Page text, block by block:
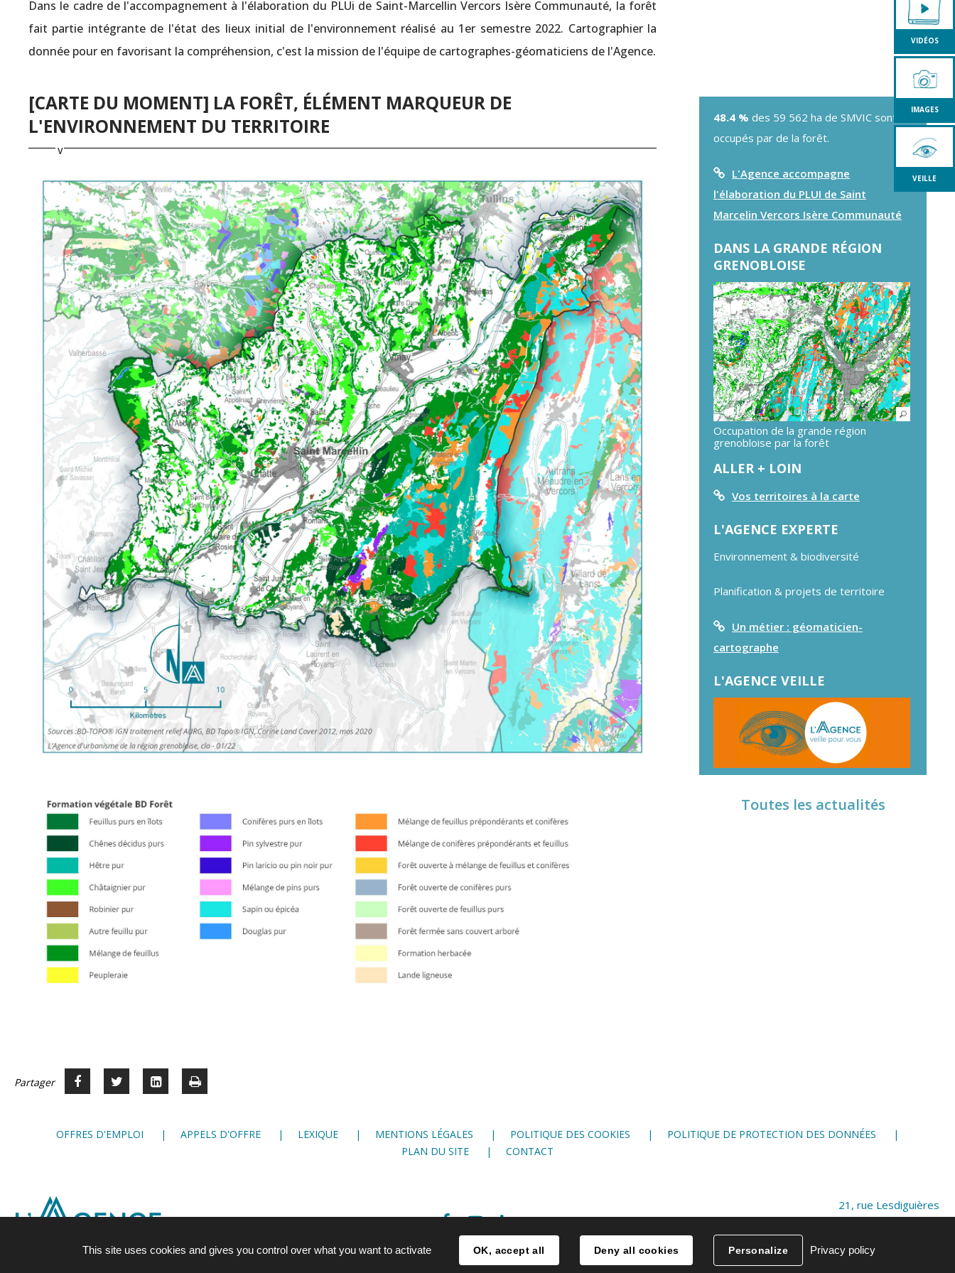
VIDÉOS
IMAGES
VEILLE
Dans le cadre de l'accompagnement à l'élaboration du PLUi de Saint-Marcellin Vercors Isère Communauté, la forêt
fait partie intégrante de l'état des lieux initial de l'environnement réalisé au 1er semestre 2022. Cartographier la
donnée pour en favorisant la compréhension, c'est la mission de l'équipe de cartographes-géomaticiens de l'Agence.
[CARTE DU MOMENT] LA FORÊT, ÉLÉMENT MARQUEUR DE
L'ENVIRONNEMENT DU TERRITOIRE
48.4 % des 59 562 ha de SMVIC sont
occupés par de la forêt.
L'Agence accompagne
l'élaboration du PLUI de Saint
Marcelin Vercors Isère Communauté
DANS LA GRANDE RÉGION
GRENOBLOISE
Occupation de la grande région
grenobloise par la forêt
ALLER + LOIN
Vos territoires à la carte
L'AGENCE EXPERTE
Environnement & biodiversité
Planification & projets de territoire
Un métier : géomaticien-
cartographe
L'AGENCE VEILLE
Toutes les actualités
Partager Partager
Facebook
Partager
Twitter
Voir
LinkedIn
Imprimer
OFFRES D'EMPLOI APPELS D'OFFRE LEXIQUE MENTIONS LÉGALES POLITIQUE DES COOKIES
POLITIQUE DE PROTECTION DES DONNÉES
PLAN DU SITE
CONTACT
FacebookYoutubeLinkedIn
21, rue Lesdiguières
This site uses cookies and gives you control over what you want to activate OK, accept all Deny all cookies Personalize Privacy policy